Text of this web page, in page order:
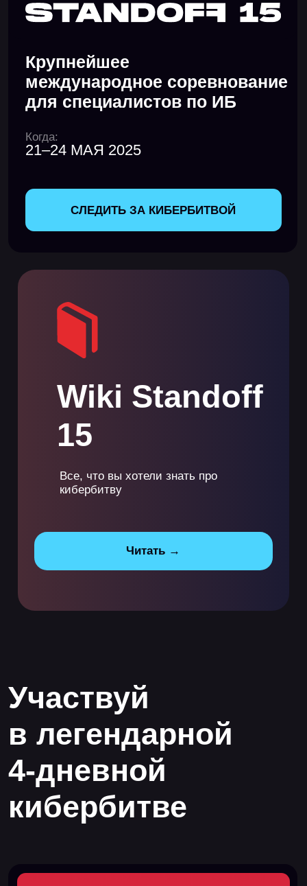
международное соревнование
для специалистов по ИБ
21–24 МАЯ 2025
СЛЕДИТЬ ЗА КИБЕРБИТВОЙ
Все, что вы хотели знать про
Читать →
Участвуй
в легендарной
4-дневной
Красные команды